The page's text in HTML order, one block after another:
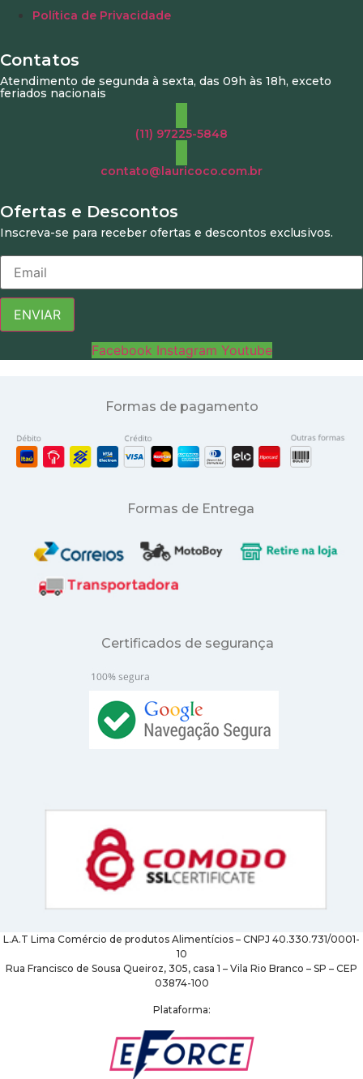
Política de Privacidade
Contatos
Atendimento de segunda à sexta, das 09h às 18h, exceto
feriados nacionais
(11) 97225-5848
contato@lauricoco.com.br
Ofertas e Descontos
Inscreva-se para receber ofertas e descontos exclusivos.
ENVIAR
Facebook Instagram Youtube
Formas de pagamento
Formas de Entrega
Certificados de segurança
L.A.T Lima Comércio de produtos Alimentícios – CNPJ 40.330.731/0001-
10
Rua Francisco de Sousa Queiroz, 305, casa 1 – Vila Rio Branco – SP – CEP
03874-100
Plataforma: